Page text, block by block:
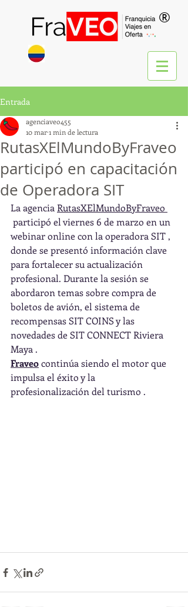
®
Entrada
RutasXElMundoByFraveo
participó en capacitación
de Operadora SIT
agenciaveo455
10 mar1 min de lectura
La agencia RutasXElMundoByFraveo
participó el viernes 6 de marzo en un
webinar online con la operadora SIT ,
donde se presentó información clave
para fortalecer su actualización
profesional. Durante la sesión se
abordaron temas sobre compra de
boletos de avión, el sistema de
recompensas SIT COINS y las
novedades de SIT CONNECT Riviera
Maya .
Fraveo continúa siendo el motor que
impulsa el éxito y la
profesionalización del turismo .